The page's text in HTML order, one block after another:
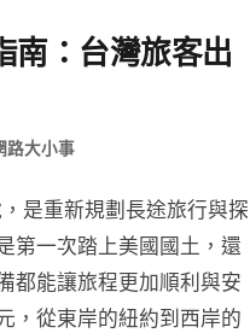
：台灣旅客出
路大小事
是重新規劃長途旅行與探
第一次踏上美國國土，還
都能讓旅程更加順利與安
，從東岸的紐約到西岸的